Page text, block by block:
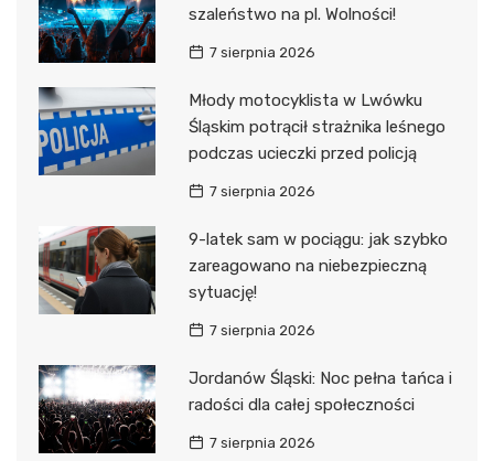
szaleństwo na pl. Wolności!
7 sierpnia 2026
Młody motocyklista w Lwówku
Śląskim potrącił strażnika leśnego
podczas ucieczki przed policją
7 sierpnia 2026
9-latek sam w pociągu: jak szybko
zareagowano na niebezpieczną
sytuację!
7 sierpnia 2026
Jordanów Śląski: Noc pełna tańca i
radości dla całej społeczności
7 sierpnia 2026